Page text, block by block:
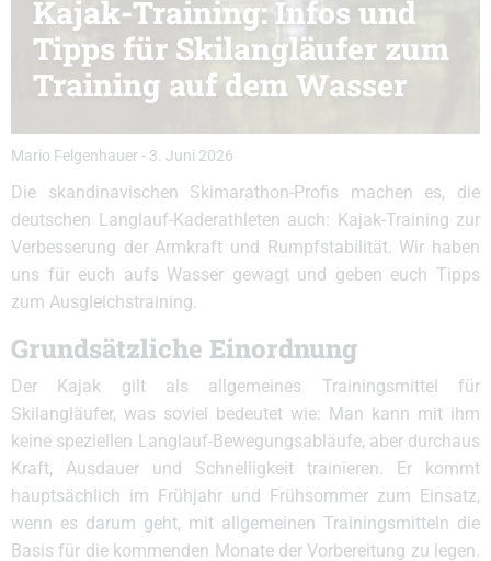
Kajak-Training: Infos und
Tipps für Skilangläufer zum
Training auf dem Wasser
Mario Felgenhauer - 3. Juni 2026
Die skandinavischen Skimarathon-Profis machen es, die
deutschen Langlauf-Kaderathleten auch: Kajak-Training zur
Verbesserung der Armkraft und Rumpfstabilität. Wir haben
uns für euch aufs Wasser gewagt und geben euch Tipps
zum Ausgleichstraining.
Grundsätzliche Einordnung
Der Kajak gilt als allgemeines Trainingsmittel für
Skilangläufer, was soviel bedeutet wie: Man kann mit ihm
keine speziellen Langlauf-Bewegungsabläufe, aber durchaus
Kraft, Ausdauer und Schnelligkeit trainieren. Er kommt
hauptsächlich im Frühjahr und Frühsommer zum Einsatz,
wenn es darum geht, mit allgemeinen Trainingsmitteln die
Basis für die kommenden Monate der Vorbereitung zu legen.